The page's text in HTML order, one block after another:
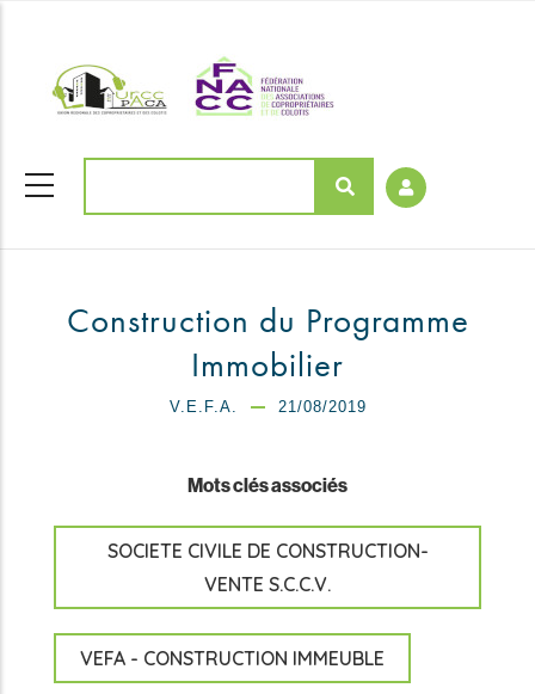
contenu
principal
Construction du Programme
Immobilier
V.E.F.A. 21/08/2019
Mots clés associés
SOCIETE CIVILE DE CONSTRUCTION-
VENTE S.C.C.V.
VEFA - CONSTRUCTION IMMEUBLE